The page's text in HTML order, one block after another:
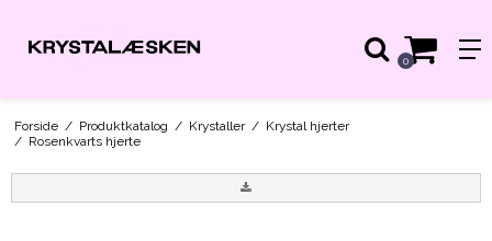
0
Forside / Produktkatalog / Krystaller / Krystal hjerter
/ Rosenkvarts hjerte